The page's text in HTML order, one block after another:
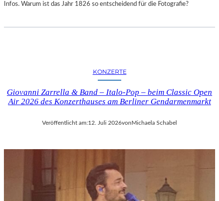
Infos. Warum ist das Jahr 1826 so entscheidend für die Fotografie?
KONZERTE
Giovanni Zarrella & Band – Italo-Pop – beim Classic Open
Air 2026 des Konzerthauses am Berliner Gendarmenmarkt
Veröffentlicht am:12. Juli 2026von Michaela Schabel